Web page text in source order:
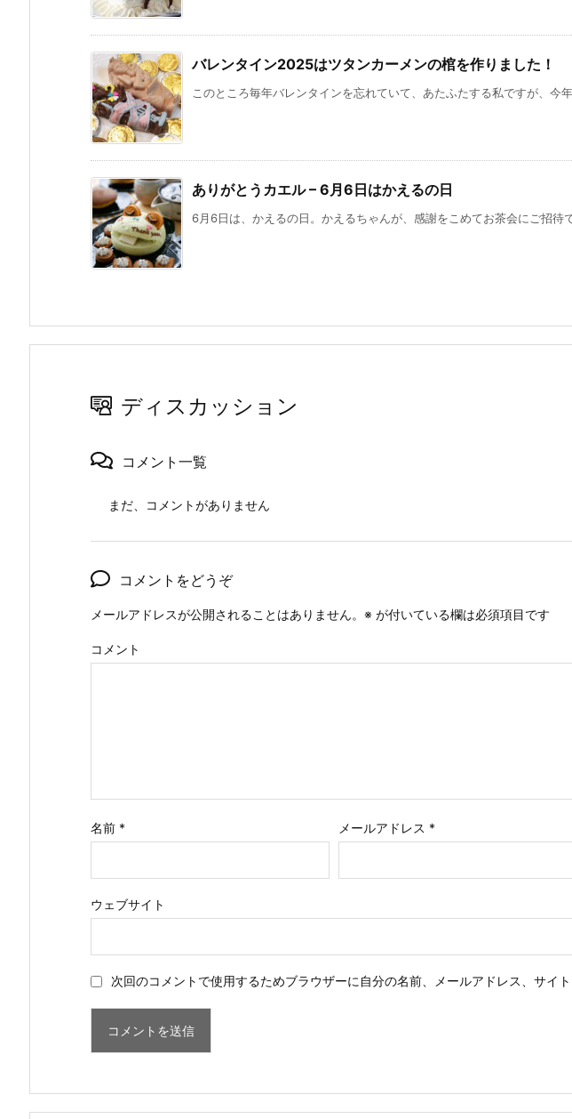
バレンタイン2025はツタンカーメンの棺を作りました！
このところ毎年バレンタインを忘れていて、あたふたする私ですが、今
ありがとうカエル – 6月6日はかえるの日
6月6日は、かえるの日。かえるちゃんが、感謝をこめてお茶会にご招待
ディスカッション
コメント一覧
まだ、コメントがありません
コメントをどうぞ
メールアドレスが公開されることはありません。 ※ が付いている欄は必須項目です
コメント
名前 * メールアドレス *
ウェブサイト
次回のコメントで使用するためブラウザーに自分の名前、メールアドレス、サイト